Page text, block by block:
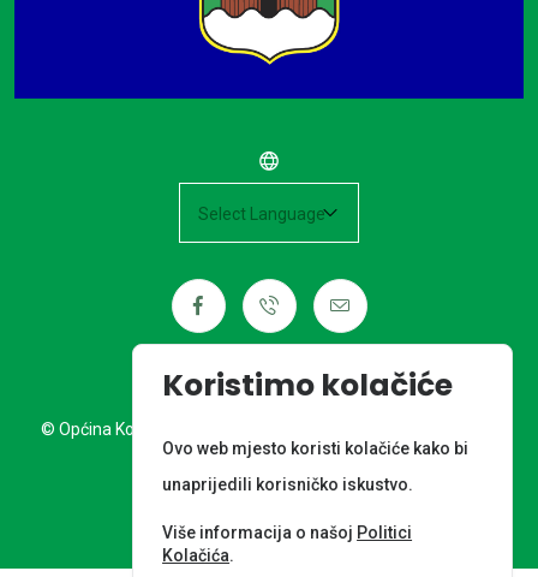
© Općina Kotoriba. Sva prava pridržana. Izrada web stranice:
Nordia grupa d.o.o.
Koristimo kolačiće
Ovo web mjesto koristi kolačiće kako bi
unaprijedili korisničko iskustvo.
Više informacija o našoj Politici
Kolačića.